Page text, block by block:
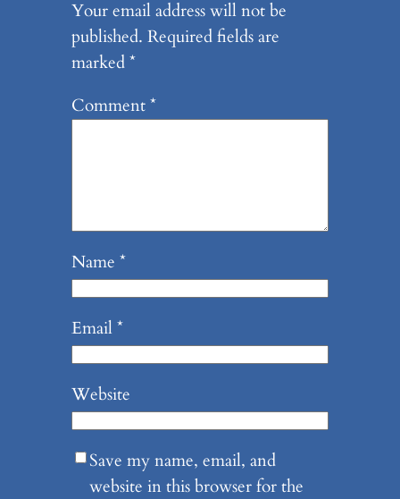
Your email address will not be
published. Required fields are
marked*
Comment*
Name *
Email*
Website
Save my name, email, and
website in this browser for the